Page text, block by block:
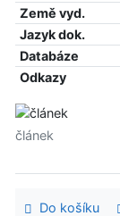
Země vyd.
Jazyk dok.
Databáze
Odkazy
článek
Do košíku